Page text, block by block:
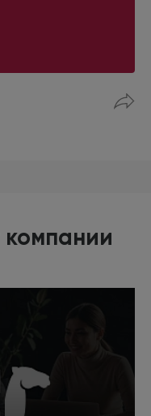
компании